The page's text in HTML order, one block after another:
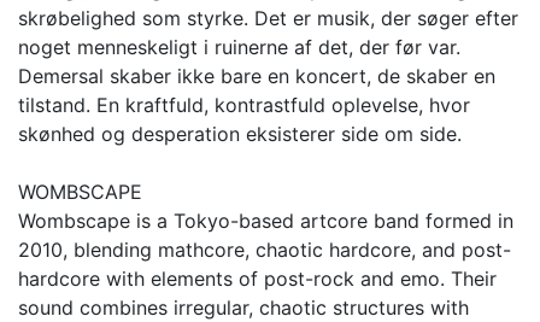
skrøbelighed som styrke. Det er musik, der søger efter
noget menneskeligt i ruinerne af det, der før var.
Demersal skaber ikke bare en koncert, de skaber en
tilstand. En kraftfuld, kontrastfuld oplevelse, hvor
skønhed og desperation eksisterer side om side.
WOMBSCAPE
Wombscape is a Tokyo-based artcore band formed in
2010, blending mathcore, chaotic hardcore, and post-
hardcore with elements of post-rock and emo. Their
sound combines irregular, chaotic structures with